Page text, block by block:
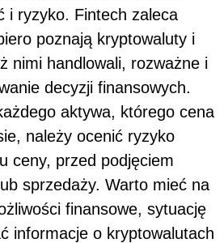
i ryzyko. Fintech zaleca
poznają kryptowaluty i
nimi handlowali, rozważne i
decyzji finansowych.
aktywa, którego cena
należy ocenić ryzyko
ceny, przed podjęciem
sprzedaży. Warto mieć na
finansowe, sytuację
informacje o kryptowalutach